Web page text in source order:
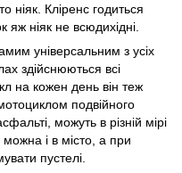
ніяк. Кліренс годиться
яж ніяк не всюдихідні.
універсальним з усіх
здійснюються всі
на кожен день він теж
подвійного
можуть в різній мірі
і в місто, а при
пустелі.